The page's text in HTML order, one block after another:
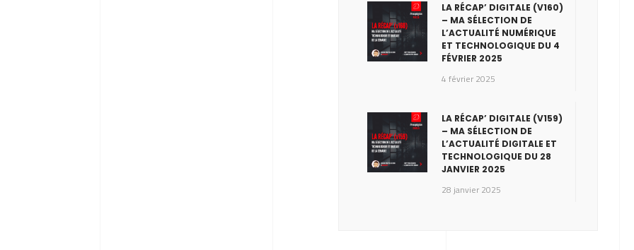
LA RÉCAP’ DIGITALE (V160)
– MA SÉLECTION DE
L’ACTUALITÉ NUMÉRIQUE
ET TECHNOLOGIQUE DU 4
FÉVRIER 2025
4 février 2025
LA RÉCAP’ DIGITALE (V159)
– MA SÉLECTION DE
L’ACTUALITÉ DIGITALE ET
TECHNOLOGIQUE DU 28
JANVIER 2025
28 janvier 2025